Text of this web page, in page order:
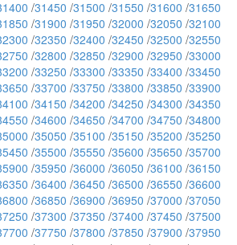
/31450 /31500 /31550 /31600 /31650
/31900 /31950 /32000 /32050 /32100
/32350 /32400 /32450 /32500 /32550
/32800 /32850 /32900 /32950 /33000
/33250 /33300 /33350 /33400 /33450
/33700 /33750 /33800 /33850 /33900
/34150 /34200 /34250 /34300 /34350
/34600 /34650 /34700 /34750 /34800
/35050 /35100 /35150 /35200 /35250
/35500 /35550 /35600 /35650 /35700
/35950 /36000 /36050 /36100 /36150
/36400 /36450 /36500 /36550 /36600
/36850 /36900 /36950 /37000 /37050
/37300 /37350 /37400 /37450 /37500
/37750 /37800 /37850 /37900 /37950